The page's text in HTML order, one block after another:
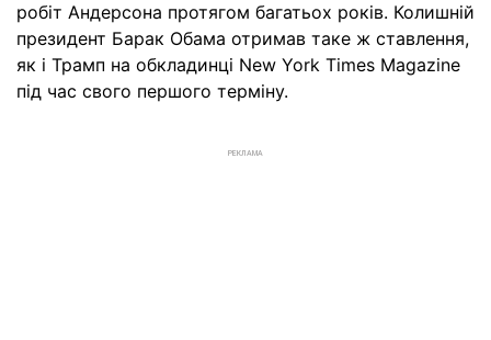
робіт Андерсона протягом багатьох років. Колишній
президент Барак Обама отримав таке ж ставлення,
як і Трамп на обкладинці New York Times Magazine
під час свого першого терміну.
РЕКЛАМА